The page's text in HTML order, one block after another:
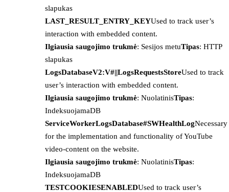
slapukas
LAST_RESULT_ENTRY_KEYUsed to track user’s
interaction with embedded content.
Ilgiausia saugojimo trukmė: Sesijos metuTipas: HTTP
slapukas
LogsDatabaseV2:V#||LogsRequestsStoreUsed to track
user’s interaction with embedded content.
Ilgiausia saugojimo trukmė: NuolatinisTipas:
IndeksuojamaDB
ServiceWorkerLogsDatabase#SWHealthLogNecessary
for the implementation and functionality of YouTube
video-content on the website.
Ilgiausia saugojimo trukmė: NuolatinisTipas:
IndeksuojamaDB
TESTCOOKIESENABLEDUsed to track user’s